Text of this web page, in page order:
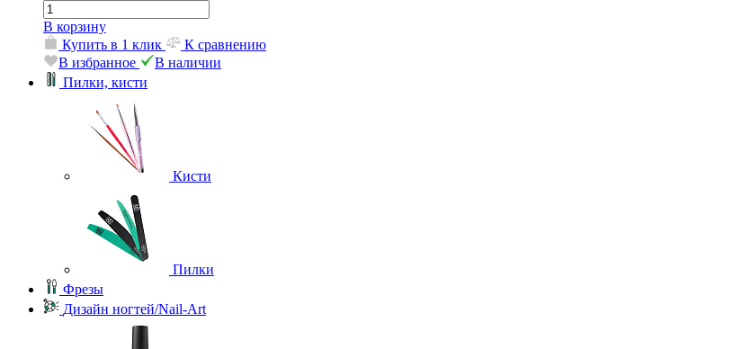
В корзину
Купить в 1 клик
К сравнению
В избранное
В наличии
Пилки, кисти
Кисти
Пилки
Фрезы
Дизайн ногтей/Nail-Art